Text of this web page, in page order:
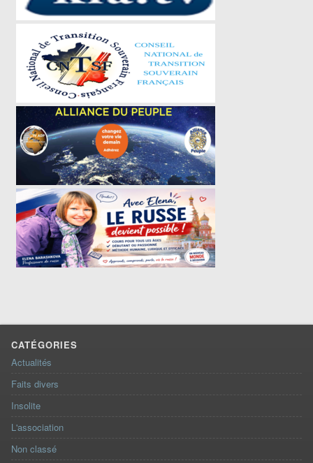
CATÉGORIES
Actualités
Faits divers
Insolite
L'association
Non classé